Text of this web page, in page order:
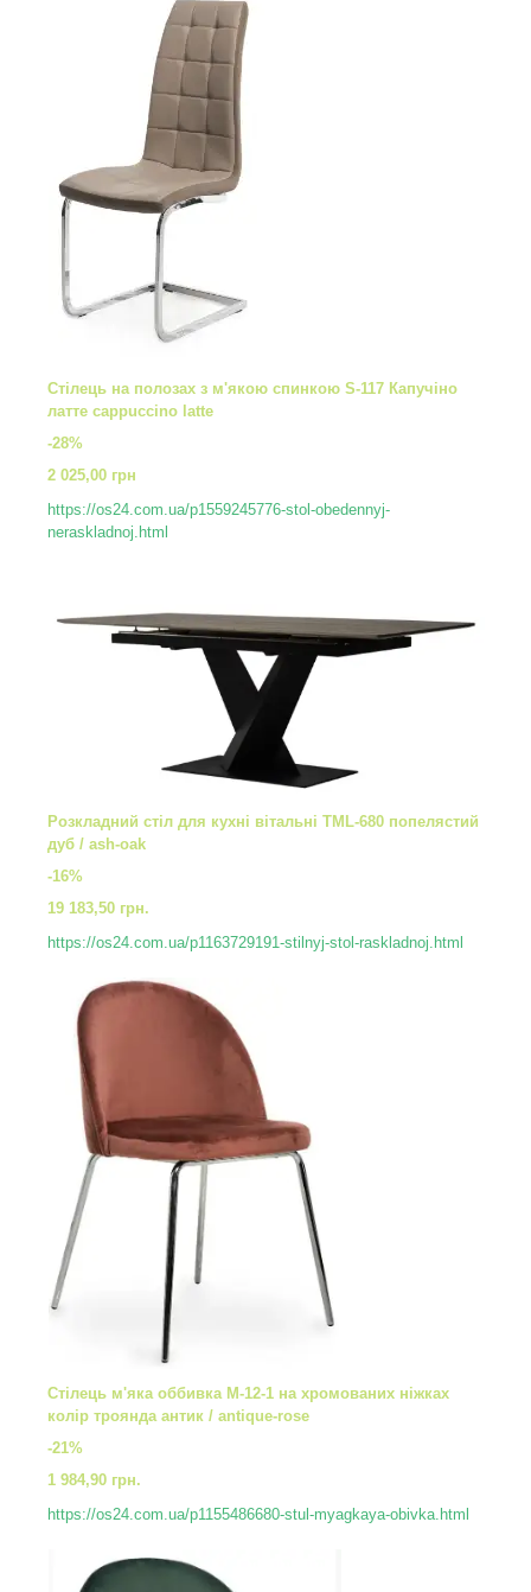
Стілець на полозах з м'якою спинкою S-117 Капучіно
латте cappuccino latte
-28%
2 025,00 грн
https://os24.com.ua/p1559245776-stol-obedennyj-
neraskladnoj.html
Розкладний стіл для кухні вітальні TML-680 попелястий
дуб / ash-oak
-16%
19 183,50 грн.
https://os24.com.ua/p1163729191-stilnyj-stol-raskladnoj.html
Стілець м'яка оббивка M-12-1 на хромованих ніжках
колір троянда антик / antique-rose
-21%
1 984,90 грн.
https://os24.com.ua/p1155486680-stul-myagkaya-obivka.html